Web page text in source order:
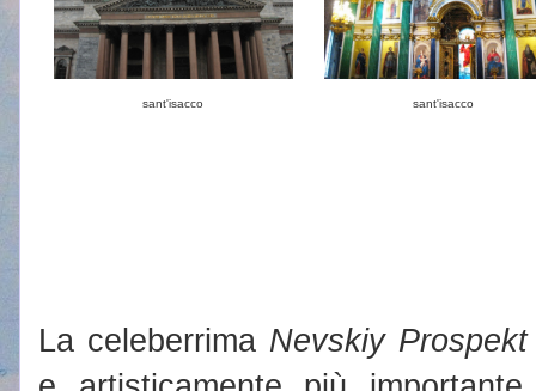
sant'isacco sant'isacco
La celeberrima Nevskiy Prospekt